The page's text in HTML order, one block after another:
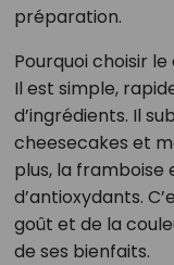
préparation.
Pourquoi choisir
Il est simple,
d’ingrédients. Il
cheesecakes et
plus, la framboise
d’antioxydants.
goût et de la
de ses bienfaits.